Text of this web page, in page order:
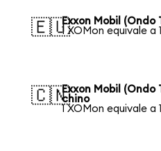
🇪🇺Exxon Mobil (Ondo
1 XOMon equivale a
🇨🇳Exxon Mobil (Ondo
chino
1 XOMon equivale a